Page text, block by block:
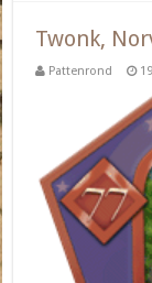
Twonk,
Pattenrond